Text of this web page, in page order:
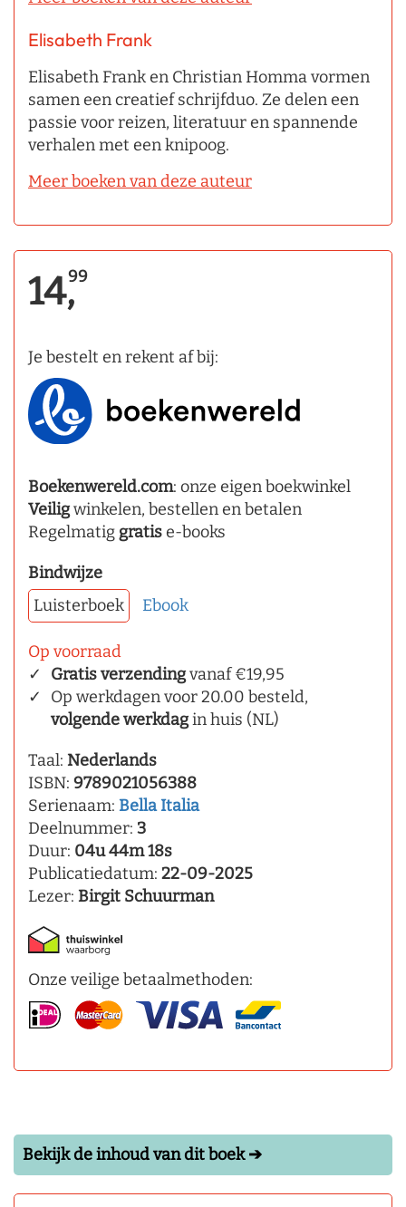
Elisabeth Frank
Elisabeth Frank en Christian Homma vormen
samen een creatief schrijfduo. Ze delen een
passie voor reizen, literatuur en spannende
verhalen met een knipoog.
Meer boeken van deze auteur
14,99
Je bestelt en rekent af bij:
Boekenwereld.com: onze eigen boekwinkel
Veiligwinkelen, bestellen en betalen
Regelmatig gratise-books
Bindwijze
Luisterboek
Ebook
Op voorraad
Gratis verzendingvanaf €19,95
Op werkdagen voor 20.00 besteld,
volgende werkdagin huis (NL)
Taal: Nederlands
ISBN: 9789021056388
Serienaam: Bella Italia
Deelnummer: 3
Duur: 04u 44m 18s
Publicatiedatum: 22-09-2025
Lezer: Birgit Schuurman
Onze veilige betaalmethoden:
Bekijk de inhoud van dit boek ➔